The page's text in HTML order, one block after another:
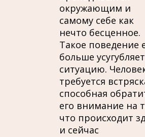
окружающим и
самому себе как
нечто бесценное.
Такое поведение
больше усугубляет
ситуацию.
требуется
способная
его внимание на
что происходит
и сейчас